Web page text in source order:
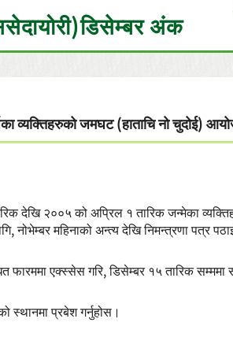
अंक
व्यक्तिहरुको जमघट (हाताचि नो चुदोई)
देखि २००५ को अप्रिल १ तारिक जन्मेका
नोभेम्बर महिनाको अन्त्य देखि निमन्त्रणा पत्र
फारममा एक्स्सेस गरि, डिसेम्बर १५ तारिक सम्ममा
स्थानमा प्रबेश गर्नुहोस।